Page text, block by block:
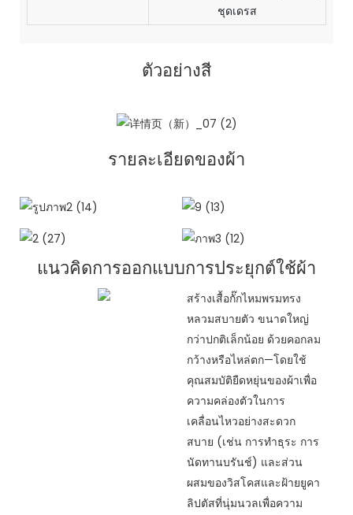
ชุดเดรส
ตัวอย่างสี
รายละเอียดของผ้า
แนวคิดการออกแบบการประยุกต์ใช้ผ้า
สร้างเสื้อกั๊กไหมพรมทรง
หลวมสบายตัว ขนาดใหญ่
กว่าปกติเล็กน้อย ด้วยคอกลม
กว้างหรือไหล่ตก—โดยใช้
คุณสมบัติยืดหยุ่นของผ้าเพื่อ
ความคล่องตัวในการ
เคลื่อนไหวอย่างสะดวก
สบาย (เช่น การทำธุระ การ
นัดทานบรันช์) และส่วน
ผสมของวิสโคสและฝ้ายยูคา
ลิปตัสที่นุ่มนวลเพื่อความ